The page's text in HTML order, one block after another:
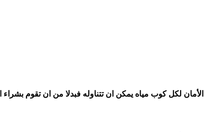
لكل كوب مياه يمكن ان تتناوله فبدلا من ان تقوم